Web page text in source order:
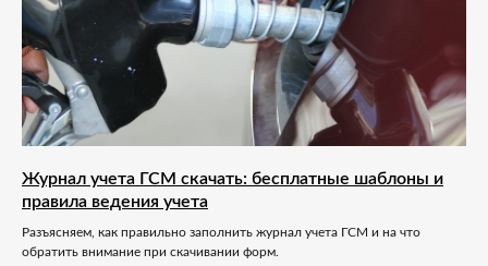
Журнал учета ГСМ скачать: бесплатные шаблоны и
правила ведения учета
Разъясняем, как правильно заполнить журнал учета ГСМ и на что
обратить внимание при скачивании форм.